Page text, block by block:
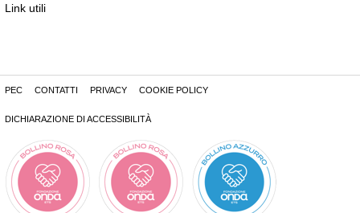
Link utili
PEC CONTATTI PRIVACY COOKIE POLICY
DICHIARAZIONE DI ACCESSIBILITÀ